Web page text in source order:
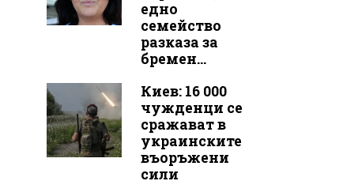
едно
семейство
разказа за
бремен...
Киев: 16 000
чужденци се
сражават в
украинските
въоръжени
сили